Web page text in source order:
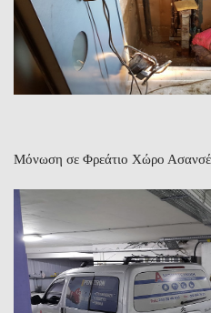
Μόνωση σε Φρεάτιο Χώρο